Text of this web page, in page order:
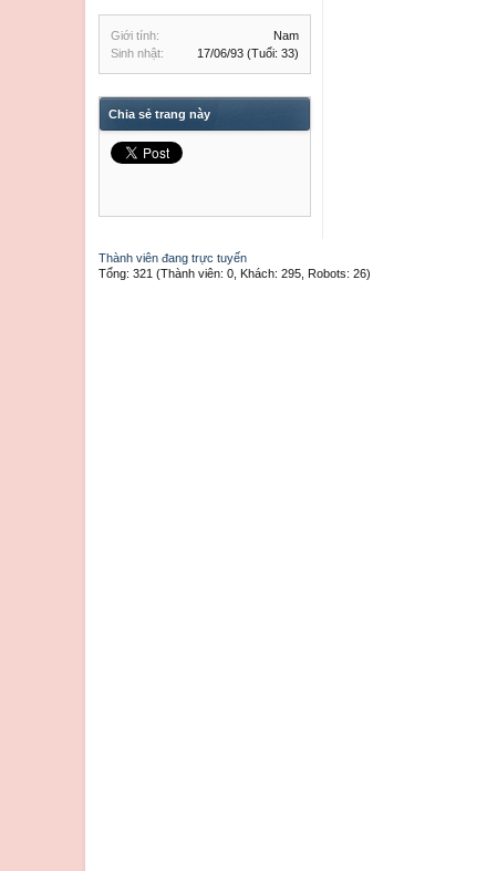
Giới tính:
Nam
Sinh nhật:
17/06/93 (Tuổi: 33)
Chia sẻ trang này
Thành viên đang trực tuyến
Tổng: 321 (Thành viên: 0, Khách: 295, Robots: 26)